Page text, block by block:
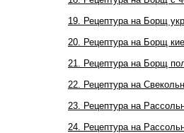
19. Рецептура на Борщ
20. Рецептура на Борщ
21. Рецептура на Борщ
22. Рецептура на
23. Рецептура на
24. Рецептура на